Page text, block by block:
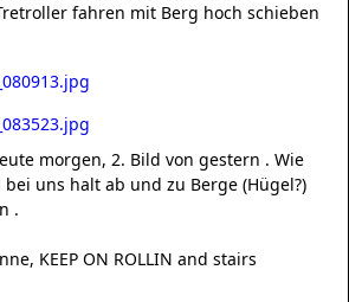
fahren mit Berg hoch schieben
morgen, 2. Bild von gestern . Wie
uns halt ab und zu Berge (Hügel?)
.
KEEP ON ROLLIN and stairs